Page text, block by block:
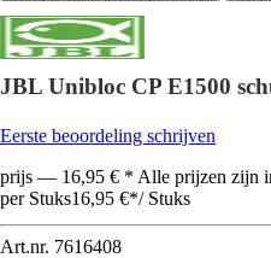
JBL Unibloc CP E1500
Eerste beoordeling schrijven
prijs — 16,95 € * Alle prijzen zijn
per Stuks16,95 €*/ Stuks
Art.nr. 7616408